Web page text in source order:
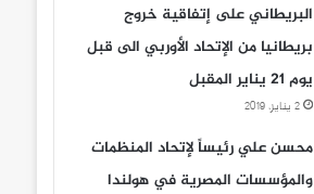
البريطاني على إتفاقية خروج
بريطانيا من الإتحاد الأوربي الى قبل
يوم 21 يناير المقبل
2 يناير، 2019
محسن علي رئيساً لإتحاد المنظمات
والمؤسسات المصرية في هولندا